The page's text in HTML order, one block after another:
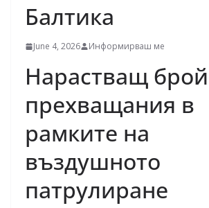
Балтика
June 4, 2026 Информирваш ме
Нарастващ брой
прехващания в
рамките на
въздушното
патрулиране